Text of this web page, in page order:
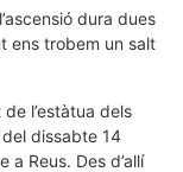
dura dues
ens trobem un salt
l’estàtua dels
dissabte 14
a Reus. Des d’allí